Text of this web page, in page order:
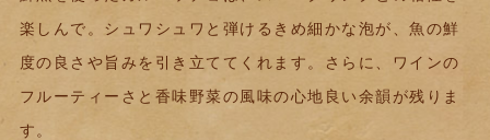
楽しんで。 シュワシュワと弾けるきめ細かな泡が、魚の鮮
度の良さや旨みを引き立ててくれます。
さらに、ワインの
フルーティーさと香味野菜の風味の心地良い余韻が残りま
す。